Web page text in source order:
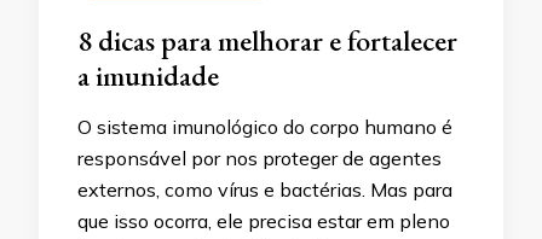
8 dicas para melhorar e fortalecer
a imunidade
O sistema imunológico do corpo humano é
responsável por nos proteger de agentes
externos, como vírus e bactérias. Mas para
que isso ocorra, ele precisa estar em pleno